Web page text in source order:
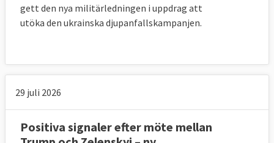
gett den nya militärledningen i uppdrag att
utöka den ukrainska djupanfallskampanjen.
29 juli 2026
Positiva signaler efter möte mellan